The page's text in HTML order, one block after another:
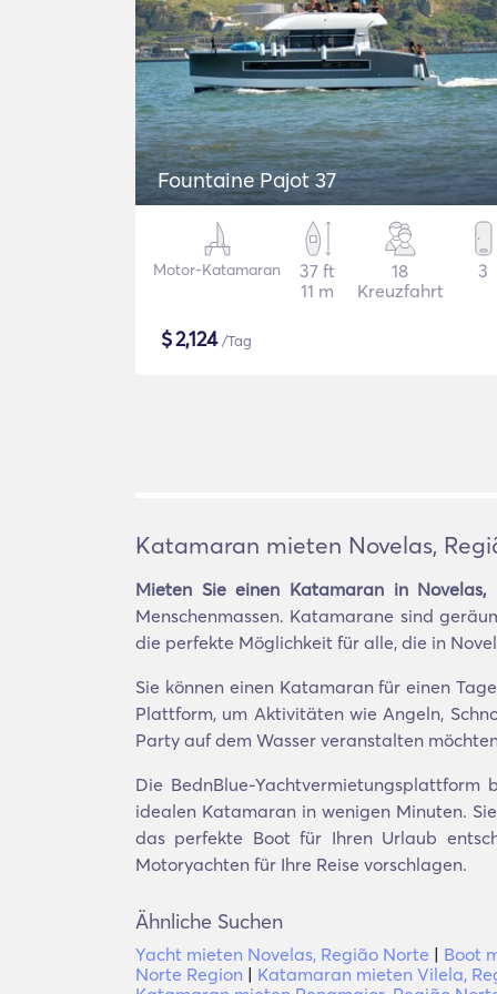
Fountaine Pajot 37
Motor-Katamaran
37 ft
11 m
18
Kreuzfahrt
3
$2,124/Tag
Katamaran mieten Novelas,
Mieten Sie einen Katamaran in Novelas,
Menschenmassen. Katamarane sind
die perfekte Möglichkeit für alle, die in
Sie können einen Katamaran für einen
Plattform, um Aktivitäten wie Angeln,
Party auf dem Wasser veranstalten
Die BednBlue-
idealen Katamaran in wenigen Minuten.
das perfekte Boot für Ihren Urlaub
Motoryachten für Ihre Reise vorschlagen.
Ähnliche Suchen
Yacht mieten Novelas, Região Norte | Boot
Norte Region | Katamaran mieten Vilela,